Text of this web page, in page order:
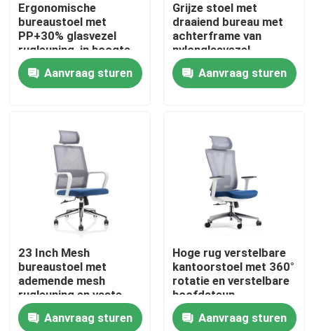
Producten
Over ons
Fabriekstocht
Kwaliteitscontrole
Neem contact met ons op
Ergonomische
bureaustoel met
PP+30% glasvezel
rugleuning, in hoogte
verstelbaar en met
nylon wielen
Aanvraag sturen
Grijze stoel met
draaiend bureau met
achterframe van
nylonglasvezel,
schuimkussing en
zwarte PU-wielen
Aanvraag sturen
23 Inch Mesh
bureaustoel met
ademende mesh
rugleuning en vaste
armleuningen
Draaibare bureaustoel
Aanvraag sturen
Hoge rug verstelbare
kantoorstoel met 360°
rotatie en verstelbare
hoofdsteun
Aanvraag sturen